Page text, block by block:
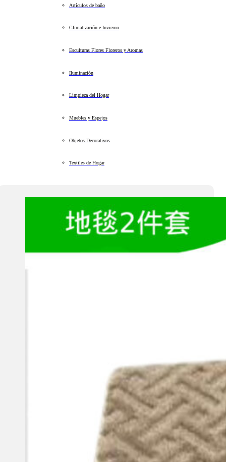
Artículos de baño
Climatización e Invierno
Esculturas Flores Floreros y Aromas
Iluminación
Limpieza del Hogar
Muebles y Espejos
Objetos Decorativos
Textiles de Hogar